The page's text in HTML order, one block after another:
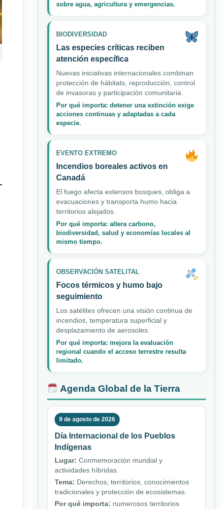
sobre agua, agricultura y emergencias.
BIODIVERSIDAD
Las especies críticas reciben
atención específica
Nuevas iniciativas internacionales combinan
protección de hábitats, reproducción, control
de invasoras y participación comunitaria.
Por qué importa: detener una extinción exige
acciones continuas y adaptadas a cada
especie.
EVENTO EXTREMO
Incendios boreales activos en
Canadá
El fuego afecta extensos bosques, obliga a
evacuaciones y transporta humo hacia
territorios alejados.
Por qué importa: altera carbono,
biodiversidad, salud y economías locales al
mismo tiempo.
OBSERVACIÓN SATELITAL
Focos térmicos y humo bajo
seguimiento
Los satélites ofrecen una visión continua de
incendios, temperatura superficial y
desplazamiento de aerosoles.
Por qué importa: mejora la evaluación
regional cuando el acceso terrestre resulta
limitado.
Agenda Global de la Tierra
9 de agosto de 2026
Día Internacional de los Pueblos
Indígenas
Lugar: Conmemoración mundial y
actividades híbridas.
Tema: Derechos, territorios, conocimientos
tradicionales y protección de ecosistemas.
Por qué importa: numerosos territorios